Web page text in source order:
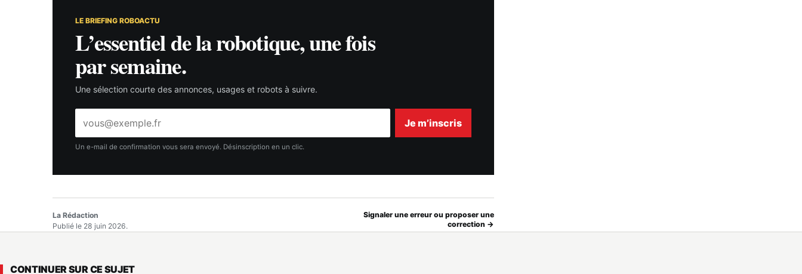
LE BRIEFING ROBOACTU
L’essentiel de la robotique, une fois
par semaine.
Une sélection courte des annonces, usages et robots à suivre.
mail
Je m’inscris
Un e-mail de confirmation vous sera envoyé. Désinscription en un clic.
La Rédaction
Publié le 28 juin 2026.
Signaler une erreur ou proposer une
correction →
CONTINUER SUR CE SUJET